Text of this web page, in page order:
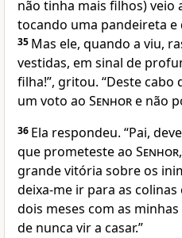
não tinha mais filhos) veio
tocando uma pandeireta e
35 Mas ele, quando a viu,
vestidas, em sinal de
filha!”, gritou. “Deste
um voto ao Senhore não
36 Ela respondeu. “Pai,
que prometeste ao Senhor
grande vitória sobre os
deixa-me ir para as
dois meses com as
de nunca vir a casar.”